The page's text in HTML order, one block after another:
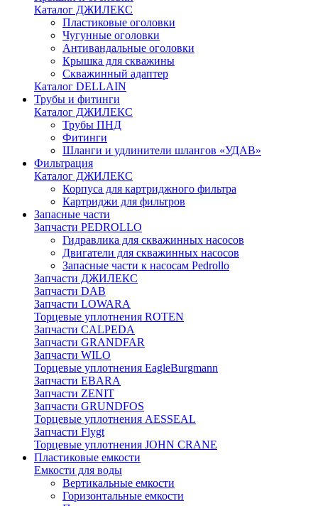
Каталог ДЖИЛЕКС
Пластиковые оголовки
Чугунные оголовки
Антивандальные оголовки
Крышка для скважины
Скважинный адаптер
Каталог DELLAIN
Трубы и фитинги
Каталог ДЖИЛЕКС
Трубы ПНД
Фитинги
Шланги и удлинители шлангов «УДАВ»
Фильтрация
Каталог ДЖИЛЕКС
Корпуса для картриджного фильтра
Картриджи для фильтров
Запасные части
Запчасти PEDROLLO
Гидравлика для скважинных насосов
Двигатели для скважинных насосов
Запасные части к насосам Pedrollo
Запчасти ДЖИЛЕКС
Запчасти DAB
Запчасти LOWARA
Торцевые уплотнения ROTEN
Запчасти CALPEDA
Запчасти GRANDFAR
Запчасти WILO
Торцевые уплотнения EagleBurgmann
Запчасти EBARA
Запчасти ZENIT
Запчасти GRUNDFOS
Торцевые уплотнения AESSEAL
Запчасти Flygt
Торцевые уплотнения JOHN CRANE
Пластиковые емкости
Емкости для воды
Вертикальные емкости
Горизонтальные емкости